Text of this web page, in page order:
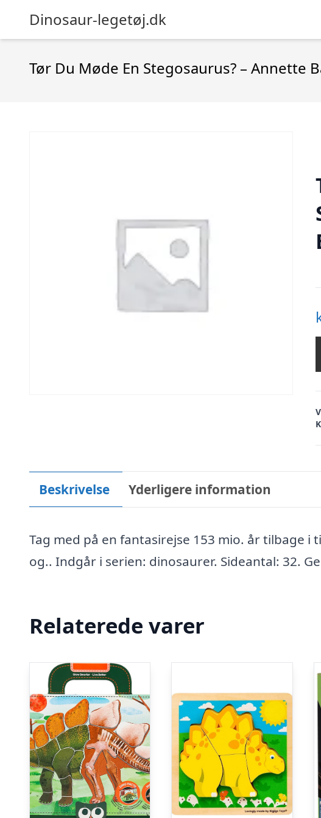
Dinosaur-legetøj.dk
Tør Du Møde En Stegosaurus? – Annette
Beskrivelse Yderligere information
Tag med på en fantasirejse 153 mio. år tilbage
og.. Indgår i serien: dinosaurer. Sideantal: 32.
Relaterede varer